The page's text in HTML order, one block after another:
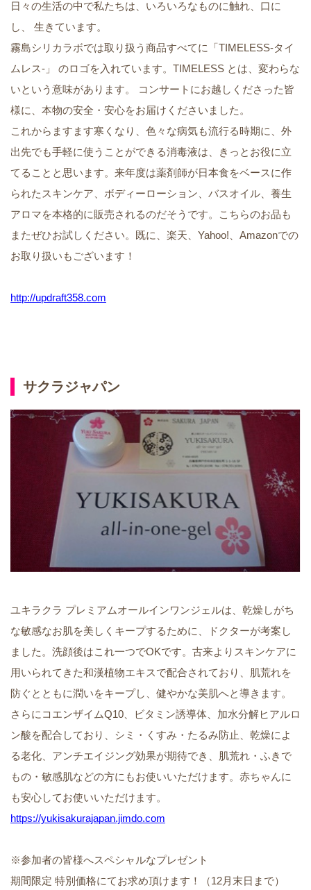
日々の生活の中で私たちは、いろいろなものに触れ、口に
し、 生きています。
霧島シリカラボでは取り扱う商品すべてに「TIMELESS-タイ
ムレス-」 のロゴを入れています。TIMELESS とは、変わらな
いという意味があります。 コンサートにお越しくださった皆
様に、本物の安全・安心をお届けくださいました。
これからますます寒くなり、色々な病気も流行る時期に、外
出先でも手軽に使うことができる消毒液は、きっとお役に立
てることと思います。来年度は薬剤師が日本食をベースに作
られたスキンケア、ボディーローション、バスオイル、養生
アロマを本格的に販売されるのだそうです。こちらのお品も
またぜひお試しください。既に、楽天、Yahoo!、Amazonでの
お取り扱いもございます！
http://updraft358.com
サクラジャパン
ユキラクラ プレミアムオールインワンジェルは、乾燥しがち
な敏感なお肌を美しくキープするために、ドクターが考案し
ました。洗顔後はこれ一つでOKです。古来よりスキンケアに
用いられてきた和漢植物エキスで配合されており、肌荒れを
防ぐとともに潤いをキープし、健やかな美肌へと導きます。
さらにコエンザイムQ10、ビタミン誘導体、加水分解ヒアルロ
ン酸を配合しており、シミ・くすみ・たるみ防止、乾燥によ
る老化、アンチエイジング効果が期待でき、肌荒れ・ふきで
もの・敏感肌などの方にもお使いいただけます。赤ちゃんに
も安心してお使いいただけます。
https://yukisakurajapan.jimdo.com
※参加者の皆様へスペシャルなプレゼント
期間限定 特別価格にてお求め頂けます！（12月末日まで）